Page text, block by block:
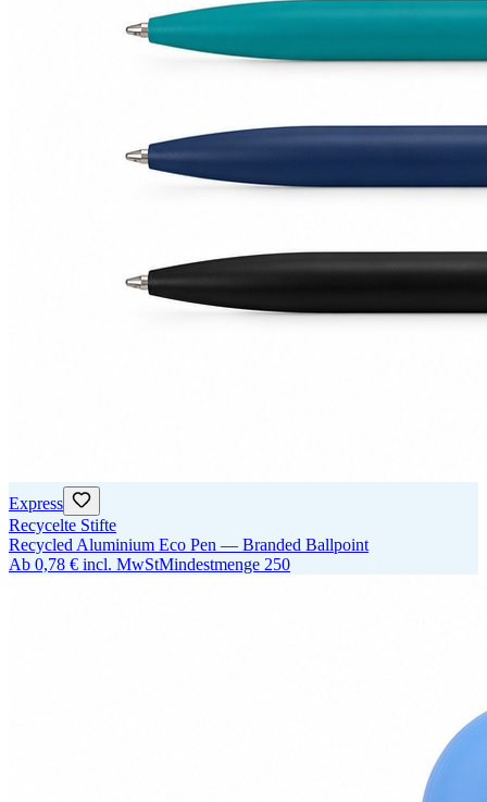
Express
Recycelte Stifte
Recycled Aluminium Eco Pen — Branded Ballpoint
Ab 0,78 € incl. MwStMindestmenge 250